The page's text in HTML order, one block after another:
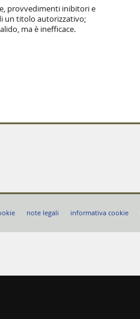
provvedimenti inibitori e
un titolo autorizzativo;
ma è inefficace.
note legali informativa cookie